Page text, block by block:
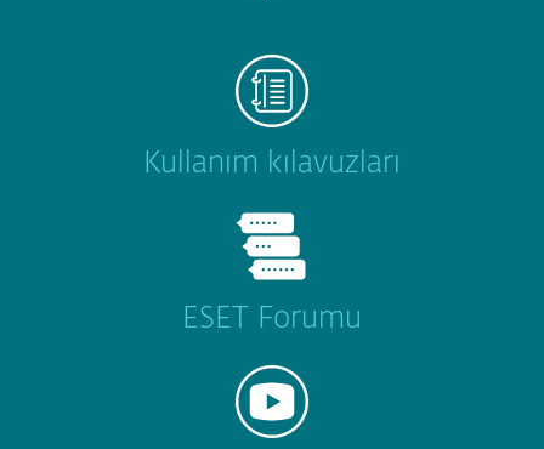
Kullanım kılavuzları
ESET Forumu